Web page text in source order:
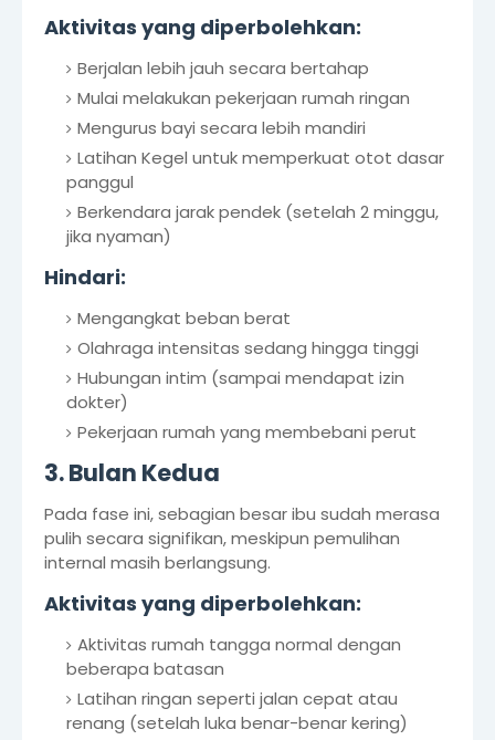
Aktivitas yang diperbolehkan:
Berjalan lebih jauh secara bertahap
Mulai melakukan pekerjaan rumah ringan
Mengurus bayi secara lebih mandiri
Latihan Kegel untuk memperkuat otot dasar
panggul
Berkendara jarak pendek (setelah 2 minggu,
jika nyaman)
Hindari:
Mengangkat beban berat
Olahraga intensitas sedang hingga tinggi
Hubungan intim (sampai mendapat izin
dokter)
Pekerjaan rumah yang membebani perut
3. Bulan Kedua
Pada fase ini, sebagian besar ibu sudah merasa
pulih secara signifikan, meskipun pemulihan
internal masih berlangsung.
Aktivitas yang diperbolehkan:
Aktivitas rumah tangga normal dengan
beberapa batasan
Latihan ringan seperti jalan cepat atau
renang (setelah luka benar-benar kering)